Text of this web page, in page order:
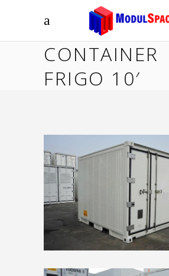
CONTAINER
FRIGO 10′